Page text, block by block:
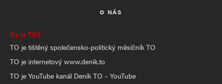
O NÁS
Co je TO?
TO je tištěný společensko-politický měsíčník TO
TO je internetový www.denik.to
TO je YouTube kanál Deník TO – YouTube